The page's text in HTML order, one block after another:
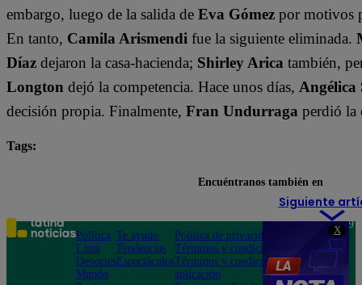
X
embargo, luego de la salida de Eva Gómez por motivos
En tanto, Camila Arismendi fue la siguiente eliminada.
Díaz dejaron la casa-hacienda; Shirley Arica también,
Longton dejó la competencia. Hace unos días, Angélica
decisión propia. Finalmente, Fran Undurraga perdió la
Tags:
Siguiente
Encuéntranos también en
Política
Lima
Deportes
Mundo
Te ayudo
Tendencias
Espectáculos
Política de privacidad
Términos y condiciones
Términos y condiciones
aplicación
Teléfono: 219
Av. San
Felipe 968
Jesús María